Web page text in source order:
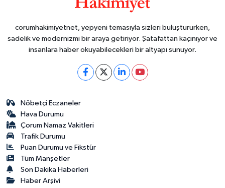
corumhakimiyetnet, yepyeni temasıyla sizleri buluştururken,
sadelik ve modernizmi bir araya getiriyor. Şatafattan kaçınıyor ve
insanlara haber okuyabilecekleri bir altyapı sunuyor.
Nöbetçi Eczaneler
Hava Durumu
Çorum Namaz Vakitleri
Trafik Durumu
Puan Durumu ve Fikstür
Tüm Manşetler
Son Dakika Haberleri
Haber Arşivi